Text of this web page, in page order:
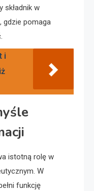
składnik w
gdzie pomaga
i
istotną rolę w
W
funkcję